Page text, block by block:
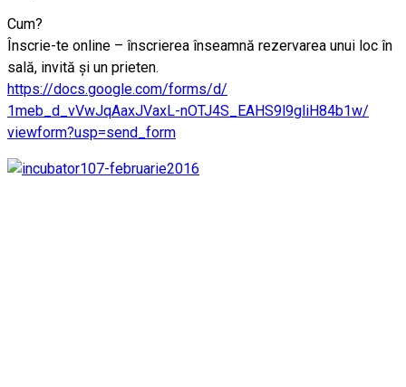
Cum?
Înscrie-te online – înscrierea înseamnă rezervarea unui loc în
sală, invită și un prieten.
https://docs.google.com/forms/d/
1meb_d_vVwJqAaxJVaxL-nOTJ4S _EAHS9l9gliH84b1w/
viewform?usp=send_form